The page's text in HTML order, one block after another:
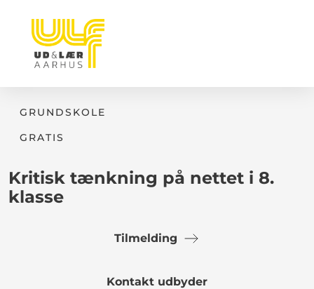
GRUNDSKOLE
GRATIS
Kritisk tænkning på nettet i 8.
klasse
Tilmelding
Kontakt udbyder